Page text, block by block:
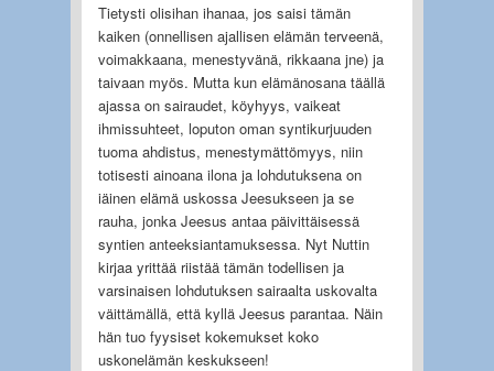
Tietysti olisihan ihanaa, jos saisi tämän
kaiken (onnellisen ajallisen elämän terveenä,
voimakkaana, menestyvänä, rikkaana jne) ja
taivaan myös. Mutta kun elämänosana täällä
ajassa on sairaudet, köyhyys, vaikeat
ihmissuhteet, loputon oman syntikurjuuden
tuoma ahdistus, menestymättömyys, niin
totisesti ainoana ilona ja lohdutuksena on
iäinen elämä uskossa Jeesukseen ja se
rauha, jonka Jeesus antaa päivittäisessä
syntien anteeksiantamuksessa. Nyt Nuttin
kirjaa yrittää riistää tämän todellisen ja
varsinaisen lohdutuksen sairaalta uskovalta
väittämällä, että kyllä Jeesus parantaa. Näin
hän tuo fyysiset kokemukset koko
uskonelämän keskukseen!